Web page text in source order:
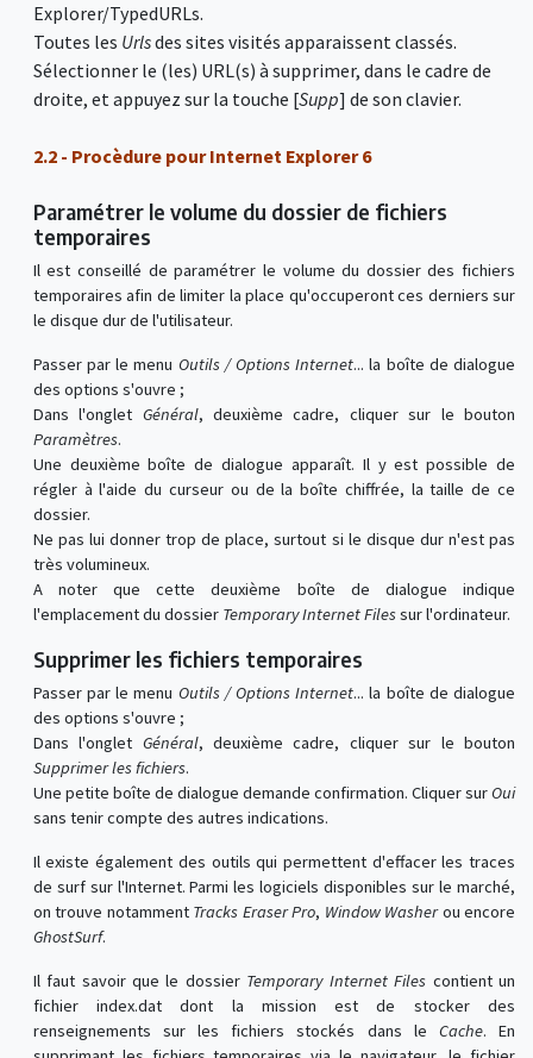
Explorer/TypedURLs.
Toutes les Urlsdes sites visités apparaissent classés.
Sélectionner le (les) URL(s) à supprimer, dans le cadre de
droite, et appuyez sur la touche [Supp] de son clavier.
2.2 - Procèdure pour Internet Explorer 6
Paramétrer le volume du dossier de fichiers
temporaires
Il est conseillé de paramétrer le volume du dossier des fichiers
temporaires afin de limiter la place qu'occuperont ces derniers sur
le disque dur de l'utilisateur.
Passer par le menu Outils / Options Internet... la boîte de dialogue
des options s'ouvre ;
Dans l'onglet Général, deuxième cadre, cliquer sur le bouton
Paramètres.
Une deuxième boîte de dialogue apparaît. Il y est possible de
régler à l'aide du curseur ou de la boîte chiffrée, la taille de ce
dossier.
Ne pas lui donner trop de place, surtout si le disque dur n'est pas
très volumineux.
A noter que cette deuxième boîte de dialogue indique
l'emplacement du dossier Temporary Internet Files sur l'ordinateur.
Supprimer les fichiers temporaires
Passer par le menu Outils / Options Internet... la boîte de dialogue
des options s'ouvre ;
Dans l'onglet Général, deuxième cadre, cliquer sur le bouton
Supprimer les fichiers.
Une petite boîte de dialogue demande confirmation. Cliquer surOui
sans tenir compte des autres indications.
Il existe également des outils qui permettent d'effacer les traces
de surf sur l'Internet. Parmi les logiciels disponibles sur le marché,
on trouve notamment Tracks Eraser Pro, Window Washerou encore
GhostSurf.
Il faut savoir que le dossier Temporary Internet Files contient un
fichier index.dat dont la mission est de stocker des
renseignements sur les fichiers stockés dans le Cache. En